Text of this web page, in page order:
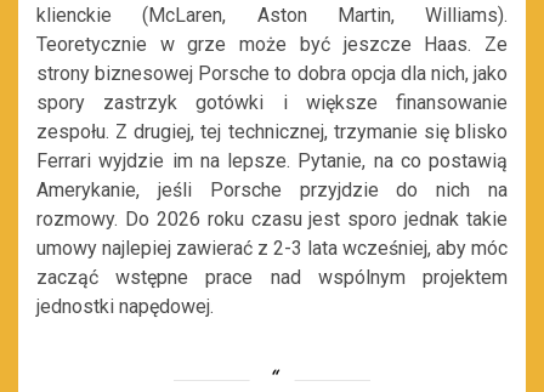
klienckie (McLaren, Aston Martin, Williams).
Teoretycznie w grze może być jeszcze Haas. Ze
strony biznesowej Porsche to dobra opcja dla nich, jako
spory zastrzyk gotówki i większe finansowanie
zespołu. Z drugiej, tej technicznej, trzymanie się blisko
Ferrari wyjdzie im na lepsze. Pytanie, na co postawią
Amerykanie, jeśli Porsche przyjdzie do nich na
rozmowy. Do 2026 roku czasu jest sporo jednak takie
umowy najlepiej zawierać z 2-3 lata wcześniej, aby móc
zacząć wstępne prace nad wspólnym projektem
jednostki napędowej.